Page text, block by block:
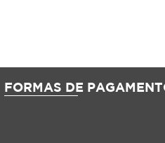
FORMAS DE